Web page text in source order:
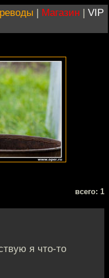
| Магазин | VIP
всего: 1
я что-то